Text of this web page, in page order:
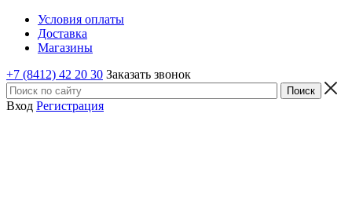
Условия оплаты
Доставка
Магазины
+7 (8412) 42 20 30 Заказать звонок
Вход Регистрация